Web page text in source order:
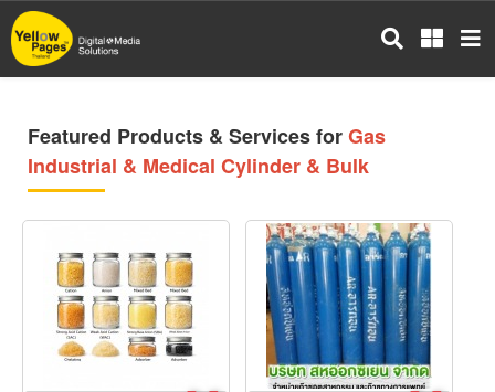
Skip
to
main
Featured Products & Services forGas
Industrial & Medical Cylinder & Bulk